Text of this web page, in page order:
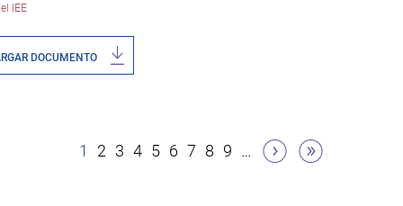
IEE
DOCUMENTO
Página
1 Página
2 Página
3 Página
4 Página
5 Página
6 Página
7 Página
8 Página
9 …